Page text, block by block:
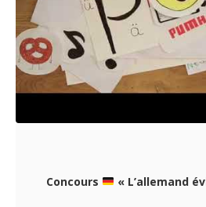
Concours « L’allemand